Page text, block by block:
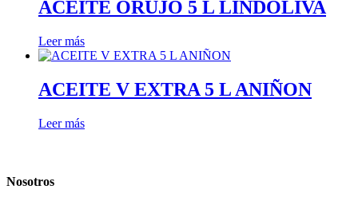
ACEITE ORUJO 5 L LINDOLIVA
Leer más
ACEITE V EXTRA 5 L ANIÑON
Leer más
Nosotros